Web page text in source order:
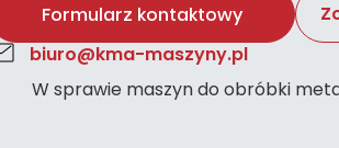
Formularz kontaktowy
biuro@kma-maszyny.pl
W sprawie maszyn do obróbki